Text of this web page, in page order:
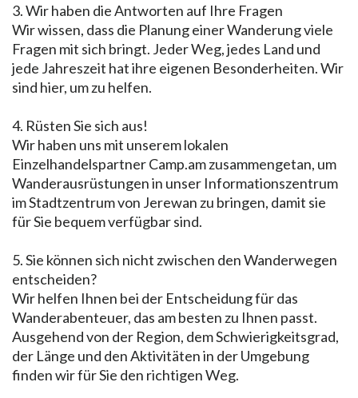
3. Wir haben die Antworten auf Ihre Fragen
Wir wissen, dass die Planung einer Wanderung viele
Fragen mit sich bringt. Jeder Weg, jedes Land und
jede Jahreszeit hat ihre eigenen Besonderheiten. Wir
sind hier, um zu helfen.
4. Rüsten Sie sich aus!
Wir haben uns mit unserem lokalen
Einzelhandelspartner Camp.am zusammengetan, um
Wanderausrüstungen in unser Informationszentrum
im Stadtzentrum von Jerewan zu bringen, damit sie
für Sie bequem verfügbar sind.
5. Sie können sich nicht zwischen den Wanderwegen
entscheiden?
Wir helfen Ihnen bei der Entscheidung für das
Wanderabenteuer, das am besten zu Ihnen passt.
Ausgehend von der Region, dem Schwierigkeitsgrad,
der Länge und den Aktivitäten in der Umgebung
finden wir für Sie den richtigen Weg.